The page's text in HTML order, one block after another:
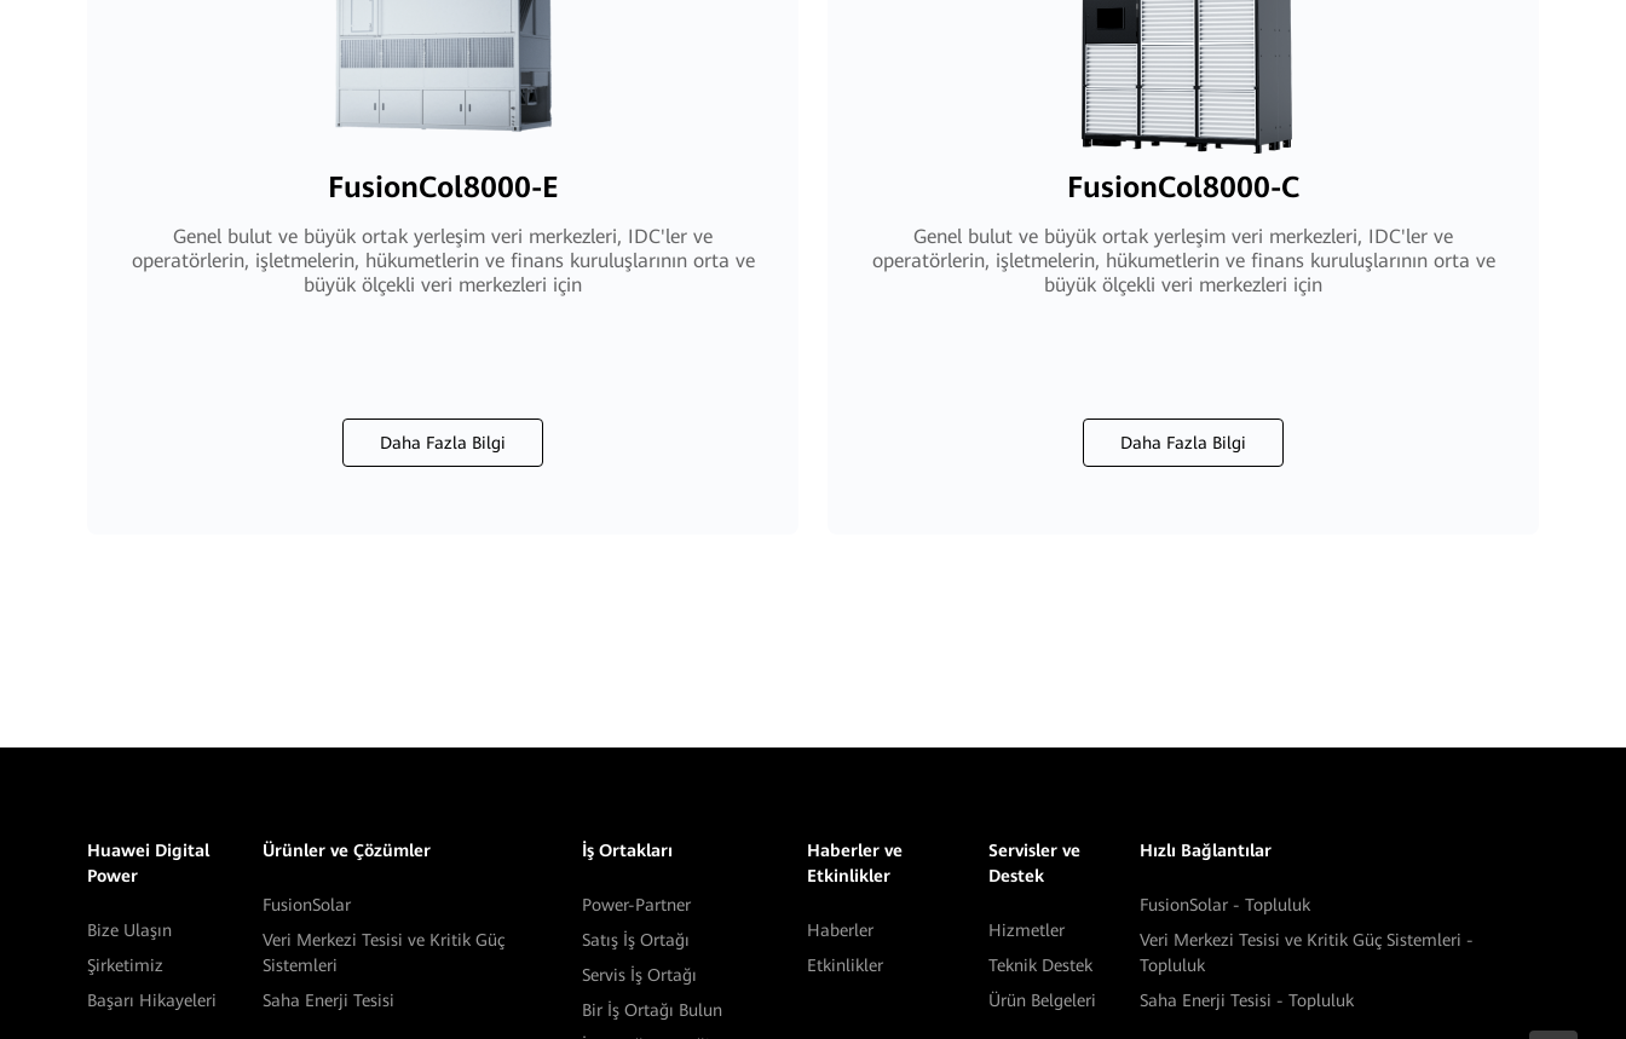
FusionCol8000-E
Genel bulut ve büyük ortak yerleşim veri merkezleri, IDC'ler ve
operatörlerin, işletmelerin, hükumetlerin ve finans kuruluşlarının orta ve
büyük ölçekli veri merkezleri için
Daha Fazla Bilgi
FusionCol8000-C
Genel bulut ve büyük ortak yerleşim veri merkezleri, IDC'ler ve
operatörlerin, işletmelerin, hükumetlerin ve finans kuruluşlarının orta ve
büyük ölçekli veri merkezleri için
Daha Fazla Bilgi
Huawei Digital
Power
Bize Ulaşın
Şirketimiz
Başarı Hikayeleri
Ürünler ve Çözümler
FusionSolar
Veri Merkezi Tesisi ve Kritik Güç
Sistemleri
Saha Enerji Tesisi
İş Ortakları
Power-Partner
Satış İş Ortağı
Servis İş Ortağı
Bir İş Ortağı Bulun
Haberler ve
Etkinlikler
Haberler
Etkinlikler
Servisler ve
Destek
Hizmetler
Teknik Destek
Ürün Belgeleri
Hızlı Bağlantılar
FusionSolar - Topluluk
Veri Merkezi Tesisi ve Kritik Güç Sistemleri -
Topluluk
Saha Enerji Tesisi - Topluluk